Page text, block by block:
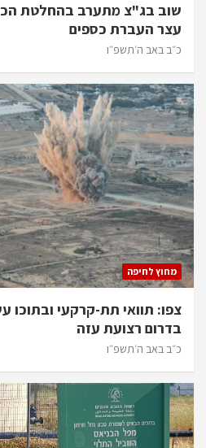
שוב בג"צ מתערב בהחלטת
עצר העברת כספים
כ״ב באב ה׳תשפ״ו
מחוץ לחיפה
צפו: תוואי תת-קרקעי ובתוכו
בדרום רצועת עזה
כ״ב באב ה׳תשפ״ו